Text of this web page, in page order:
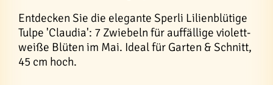
Entdecken Sie die elegante Sperli Lilienblütige
Tulpe 'Claudia': 7 Zwiebeln für auffällige violett-
weiße Blüten im Mai. Ideal für Garten & Schnitt,
45 cm hoch.